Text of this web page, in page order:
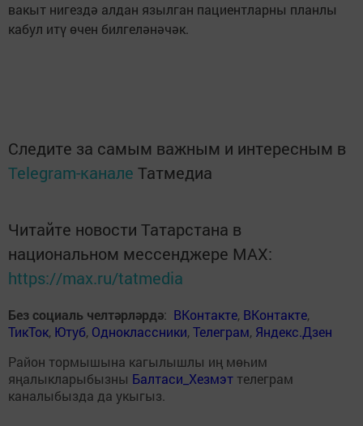
вакыт нигездә алдан язылган пациентларны планлы
кабул итү өчен билгеләнәчәк.
Следите за самым важным и интересным в
Telegram-канале Татмедиа
Читайте новости Татарстана в
национальном мессенджере MАХ:
https://max.ru/tatmedia
Без социаль челтәрләрдә: ВКонтакте, ВКонтакте,
ТикТок, Ютуб, Одноклассники,Телеграм, Яндекс.Дзен
Район тормышына кагылышлы иң мөһим
яңалыкларыбызны Балтаси_Хезмэт телеграм
каналыбызда да укыгыз.